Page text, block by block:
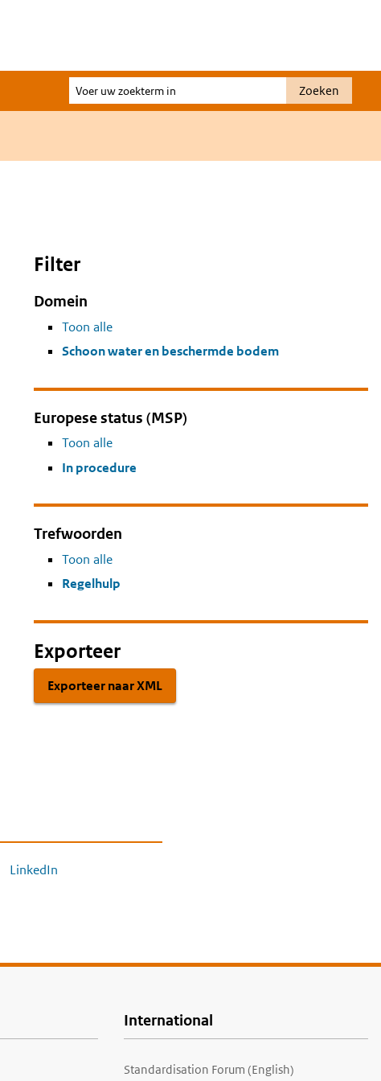
Voer
uw
Zoeken
Filter
Domein
Toon alle
Schoon water en beschermde bodem
Europese status (MSP)
Toon alle
In procedure
Trefwoorden
Toon alle
Regelhulp
Exporteer
Exporteer naar XML
LinkedIn
International
Standardisation Forum (English)